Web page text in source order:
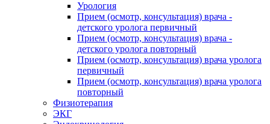
Урология
Прием (осмотр, консультация) врача -
детского уролога первичный
Прием (осмотр, консультация) врача -
детского уролога повторный
Прием (осмотр, консультация) врача уролога
первичный
Прием (осмотр, консультация) врача уролога
повторный
Физиотерапия
ЭКГ